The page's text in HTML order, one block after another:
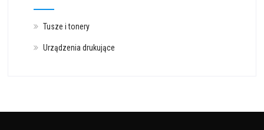
Tusze i tonery
Urządzenia drukujące